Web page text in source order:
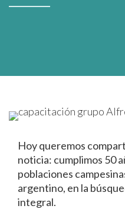
Hoy queremos
noticia: cumplimos 50
poblaciones
argentino, en la
integral.